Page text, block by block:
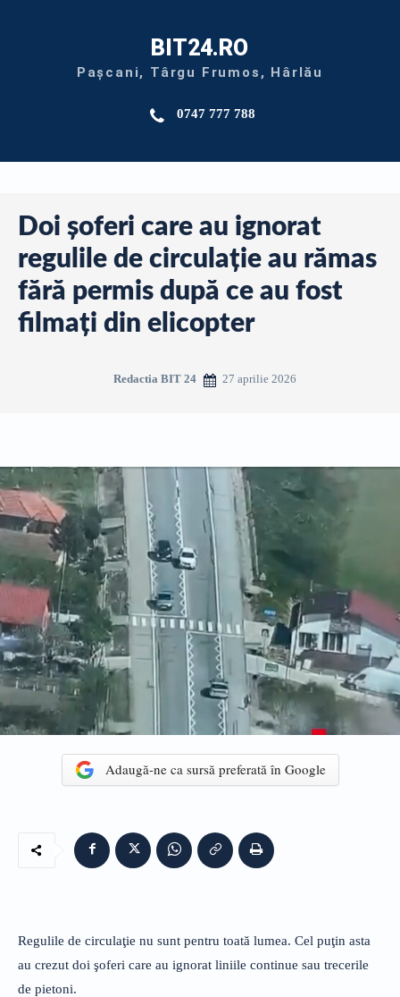
BIT24.RO
Pașcani, Târgu Frumos, Hârlău
0747 777 788
Doi şoferi care au ignorat
regulile de circulaţie au rămas
fără permis după ce au fost
filmați din elicopter
Redactia BIT 24 27 aprilie 2026
Adaugă-ne ca sursă preferată în Google
Regulile de circulaţie nu sunt pentru toată lumea. Cel puţin asta
au crezut doi şoferi care au ignorat liniile continue sau trecerile
de pietoni.